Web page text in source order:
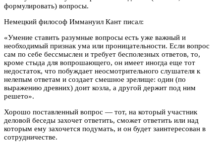
формулировать) вопросы.
Немецкий философ Иммануил Кант писал:
«Умение ставить разумные вопросы есть уже важный и
необходимый признак ума или проницательности. Если вопрос
сам по себе бессмыслен и требует бесполезных ответов, то,
кроме стыда для вопрошающего, он имеет иногда еще тот
недостаток, что побуждает неосмотрительного слушателя к
нелепым ответам и создает смешное зрелище: один (по
выражению древних) доит козла, а другой держит под ним
решето».
Хорошо поставленный вопрос — тот, на который участник
деловой беседы захочет ответить, сможет ответить или над
которым ему захочется подумать, и он будет заинтересован в
сотрудничестве.